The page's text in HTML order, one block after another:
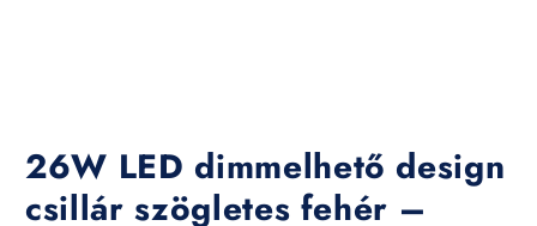
26W LED dimmelhető design
csillár szögletes fehér –